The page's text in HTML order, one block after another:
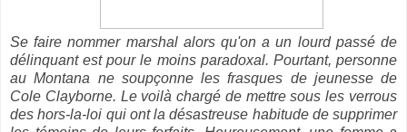
Se faire nommer marshal alors qu'on a un lourd passé de
délinquant est pour le moins paradoxal. Pourtant, personne
au Montana ne soupçonne les frasques de jeunesse de
Cole Clayborne. Le voilà chargé de mettre sous les verrous
des hors-la-loi qui ont la désastreuse habitude de supprimer